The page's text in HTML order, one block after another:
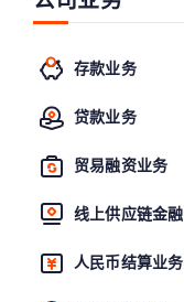
存款业务
贷款业务
贸易融资业务
线上供应链金融
人民币结算业务